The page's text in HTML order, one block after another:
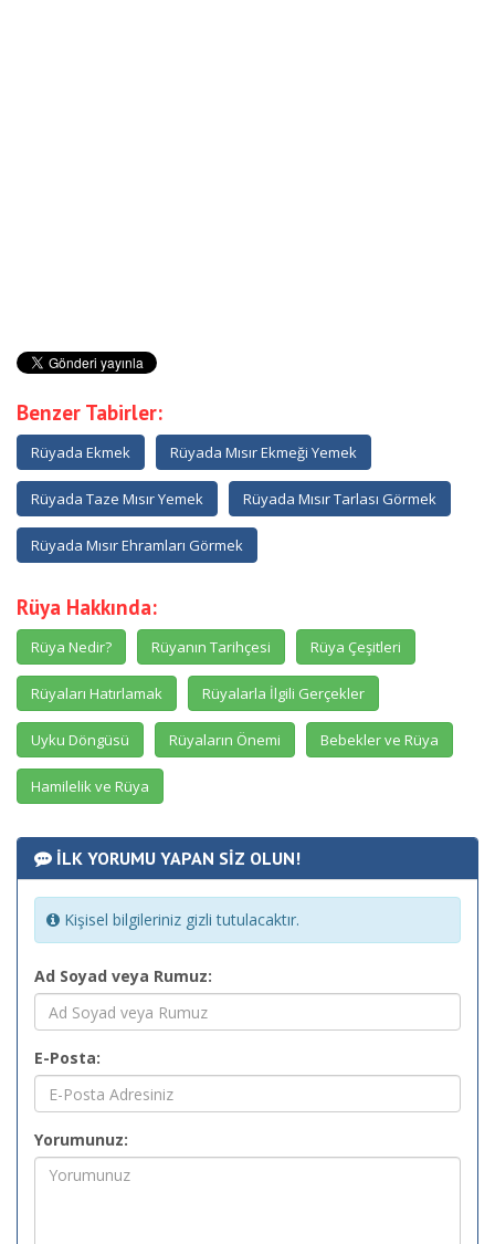
Benzer Tabirler:
Rüyada Ekmek Rüyada Mısır Ekmeği Yemek
Rüyada Taze Mısır Yemek Rüyada Mısır Tarlası Görmek
Rüyada Mısır Ehramları Görmek
Rüya Hakkında:
Rüya Nedir? Rüyanın Tarihçesi Rüya Çeşitleri
Rüyaları Hatırlamak Rüyalarla İlgili Gerçekler
Uyku Döngüsü Rüyaların Önemi Bebekler ve Rüya
Hamilelik ve Rüya
İLK YORUMU YAPAN SİZ OLUN!
Kişisel bilgileriniz gizli tutulacaktır.
Ad Soyad veya Rumuz:
E-Posta:
Yorumunuz: